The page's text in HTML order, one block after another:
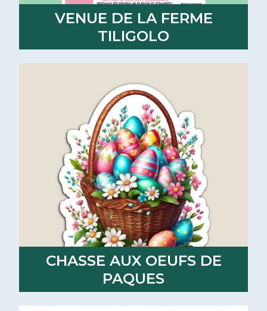
VENUE DE LA FERME
TILIGOLO
Lire la suite
CHASSE AUX OEUFS DE
PAQUES
Lire la suite